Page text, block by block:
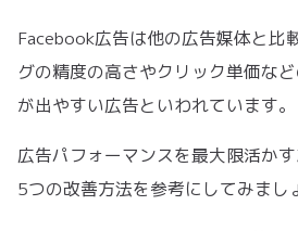
Facebook広告は他の広告媒体と比
グの精度の高さやクリック単価な
が出やすい広告といわれています。
広告パフォーマンスを最大限活か
5つの改善方法を参考にしてみまし